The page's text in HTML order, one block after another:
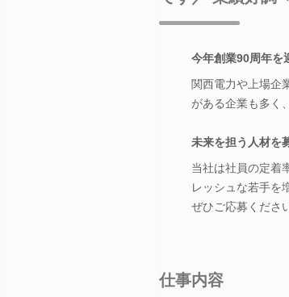
今年創業90周年を
関西電力や上場企
がある企業も多く
未来を担う人材を
当社は社員の定着
レッシュな若手を
ぜひご応募くださ
仕事内容